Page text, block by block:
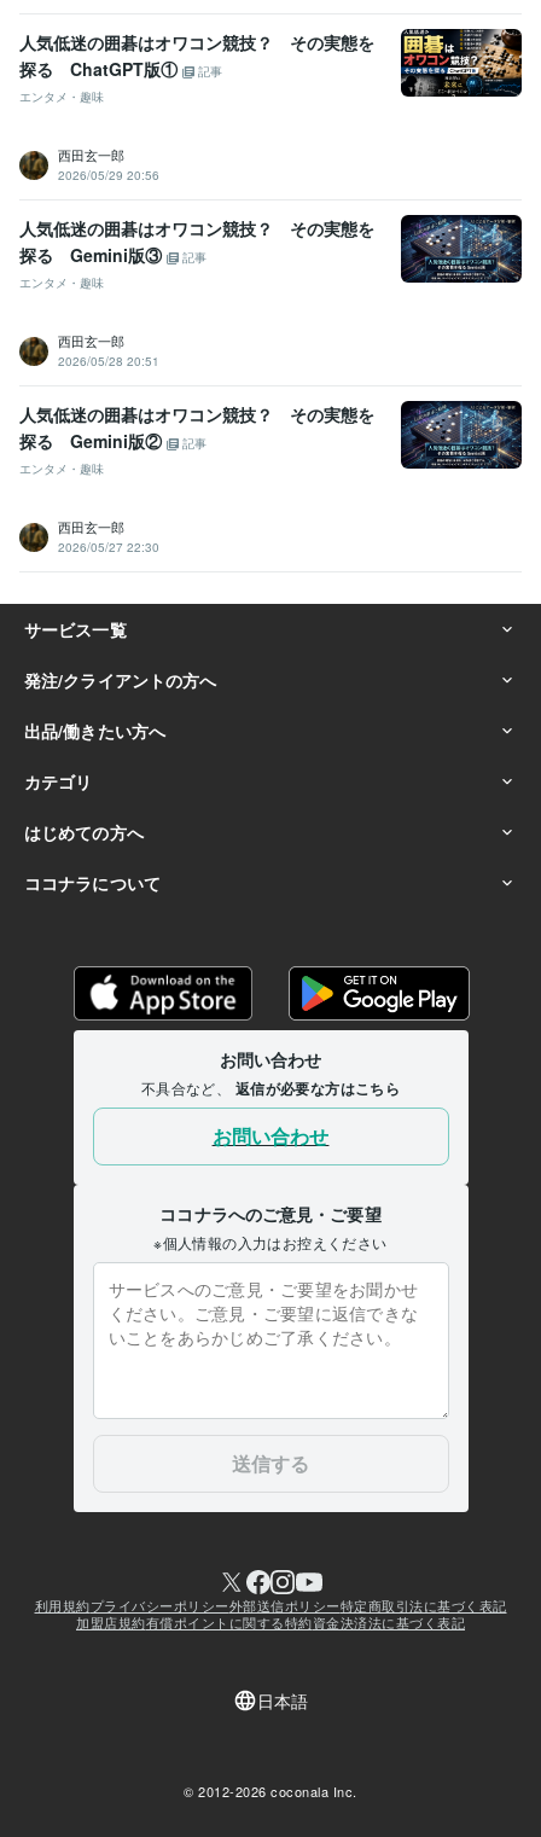
人気低迷の囲碁はオワコン競技？ その実態を
探る ChatGPT版①
記事
エンタメ・趣味
西田玄一郎
2026/05/29 20:56
人気低迷の囲碁はオワコン競技？ その実態を
探る Gemini版③
記事
エンタメ・趣味
西田玄一郎
2026/05/28 20:51
人気低迷の囲碁はオワコン競技？ その実態を
探る Gemini版②
記事
エンタメ・趣味
西田玄一郎
2026/05/27 22:30